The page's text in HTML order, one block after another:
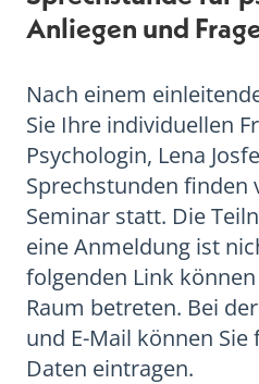
Anliegen und
Nach einem
Sie Ihre individuellen
Psychologin, Lena
Sprechstunden finden
Seminar statt. Die
eine Anmeldung ist
folgenden Link
Raum betreten. Bei
und E-Mail können
Daten eintragen.